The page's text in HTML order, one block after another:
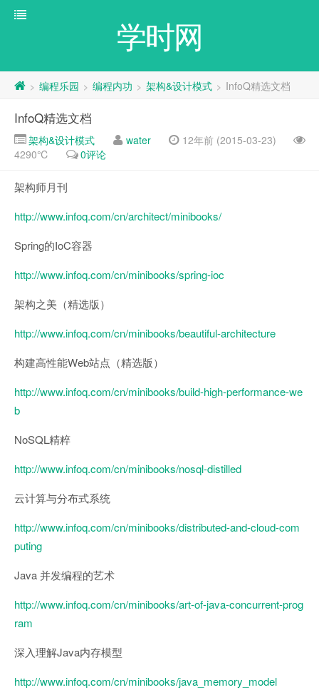
学时网
> 编程乐园 > 编程内功 > 架构&设计模式 > InfoQ精选文档
InfoQ精选文档
架构&设计模式 water
12年前 (2015-03-23)
4290℃
0评论
架构师月刊
http://www.infoq.com/cn/architect/minibooks/
Spring的IoC容器
http://www.infoq.com/cn/minibooks/spring-ioc
架构之美（精选版）
http://www.infoq.com/cn/minibooks/beautiful-architecture
构建高性能Web站点（精选版）
http://www.infoq.com/cn/minibooks/build-high-performance-we
b
NoSQL精粹
http://www.infoq.com/cn/minibooks/nosql-distilled
云计算与分布式系统
http://www.infoq.com/cn/minibooks/distributed-and-cloud-com
puting
Java 并发编程的艺术
http://www.infoq.com/cn/minibooks/art-of-java-concurrent-prog
ram
深入理解Java内存模型
http://www.infoq.com/cn/minibooks/java_memory_model